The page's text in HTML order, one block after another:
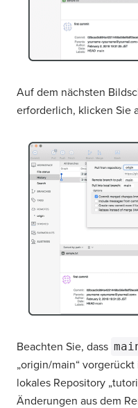
Auf dem nächsten
erforderlich, klicken Sie
Beachten Sie, dass
„origin/main“
lokales Repository
Änderungen aus dem